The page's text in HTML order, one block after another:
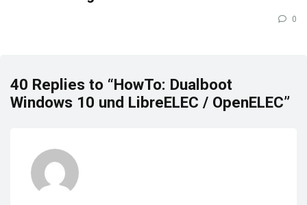
0
40 Replies to “HowTo: Dualboot
Windows 10 und LibreELEC / OpenELEC”